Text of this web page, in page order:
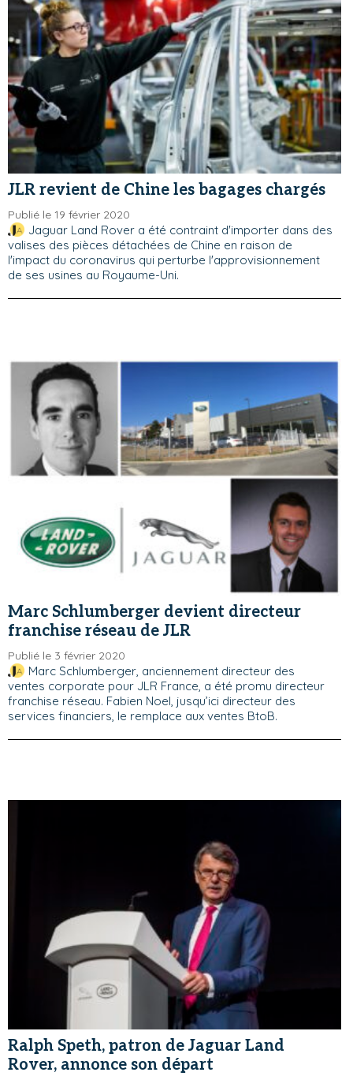
JLR revient de Chine les bagages chargés
Publié le 19 février 2020
Jaguar Land Rover a été contraint d'importer dans des
valises des pièces détachées de Chine en raison de
l'impact du coronavirus qui perturbe l'approvisionnement
de ses usines au Royaume-Uni.
Marc Schlumberger devient directeur
franchise réseau de JLR
Publié le 3 février 2020
Marc Schlumberger, anciennement directeur des
ventes corporate pour JLR France, a été promu directeur
franchise réseau. Fabien Noel, jusqu’ici directeur des
services financiers, le remplace aux ventes BtoB.
Ralph Speth, patron de Jaguar Land
Rover, annonce son départ